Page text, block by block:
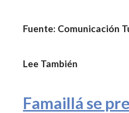
Fuente: Comunicación
Lee También
Famaillá se